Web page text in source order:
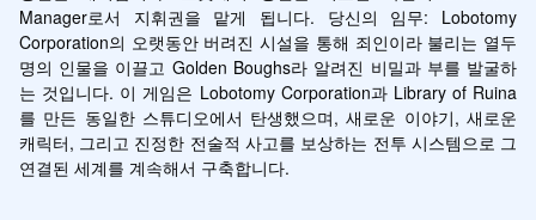
Manager로서 지휘권을 맡게 됩니다. 당신의 임무: Lobotomy
Corporation의 오랫동안 버려진 시설을 통해 죄인이라 불리는 열두
명의 인물을 이끌고 Golden Boughs라 알려진 비밀과 부를 발굴하
는 것입니다. 이 게임은 Lobotomy Corporation과 Library of Ruina
를 만든 동일한 스튜디오에서 탄생했으며, 새로운 이야기, 새로운
캐릭터, 그리고 진정한 전술적 사고를 보상하는 전투 시스템으로 그
연결된 세계를 계속해서 구축합니다.